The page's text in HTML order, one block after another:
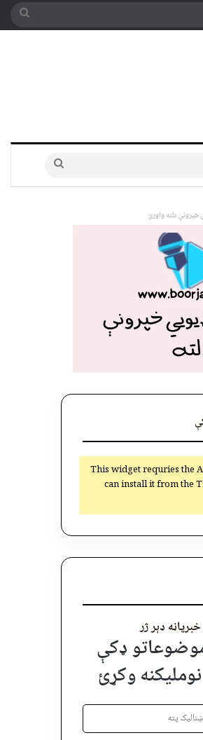
لټون
لټون
خپرونې دلته واورئ
This widget requries the
can install it from the
ډېر ژر
ډکې
وکړئ